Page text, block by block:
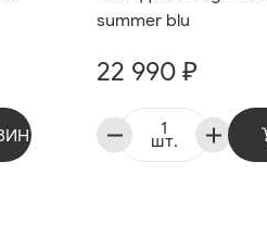
summer blu
22 990 ₽
шт.